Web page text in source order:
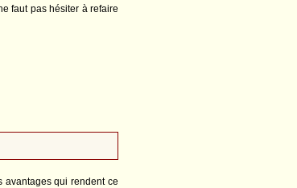
faut pas hésiter à refaire
qui rendent ce